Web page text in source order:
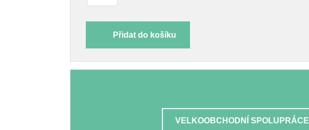
Přidat do košíku
VELKOOBCHODNÍ SPOLUPRÁCE